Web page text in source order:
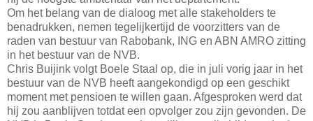
Om het belang van de dialoog met alle stakeholders te
benadrukken, nemen tegelijkertijd de voorzitters van de
raden van bestuur van Rabobank, ING en ABN AMRO zitting
in het bestuur van de NVB.
Chris Buijink volgt Boele Staal op, die in juli vorig jaar in het
bestuur van de NVB heeft aangekondigd op een geschikt
moment met pensioen te willen gaan. Afgesproken werd dat
hij zou aanblijven totdat een opvolger zou zijn gevonden. De